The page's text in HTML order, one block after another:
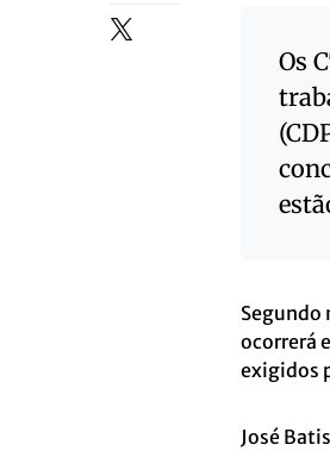
Os
Segundo
ocorrerá
exigidos
José